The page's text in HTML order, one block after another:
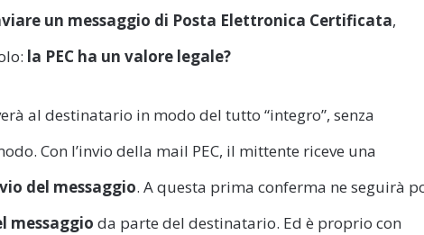
un messaggio di Posta Elettronica Certificata,
la PEC ha un valore legale?
al destinatario in modo del tutto “integro”, senza
Con l’invio della mail PEC, il mittente riceve una
del messaggio. A questa prima conferma ne seguirà
messaggio da parte del destinatario. Ed è proprio con